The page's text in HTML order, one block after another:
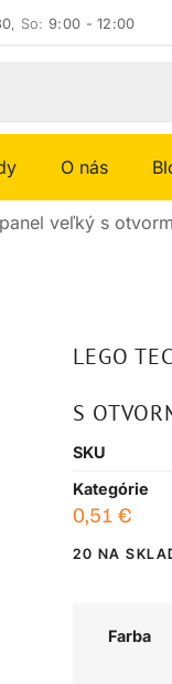
, So:9:00 - 12:00
O nás
veľký s
LEGO
S
SKU
Kategórie
0,51 €
20 NA
Farba